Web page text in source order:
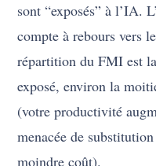
sont “exposés” à l’IA.
compte à rebours vers
répartition du FMI est
exposé, environ la
(votre productivité
menacée de
moindre coût).